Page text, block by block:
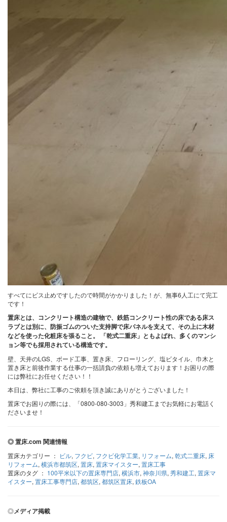
すべてにビス止めですしたので時間がかかりました！が、無事6人工にて完工
です！
置床とは、コンクリート構造の建物で、鉄筋コンクリート性の床である床ス
ラブとは別に、防振ゴムのついた支持脚で床パネルを支えて、その上に木材
などを使った化粧床を張ること。 「乾式二重床」ともよばれ、多くのマンシ
ョン等でも採用されている構造です。
壁、天井のLGS、ボード工事、置き床、フローリング、塩ビタイル、巾木と
置き床と前後作業する仕事の一括請負の依頼も増えております！お困りの際
には弊社にお任せください！！
本日は、弊社に工事のご依頼を頂き誠にありがとうございました！
置床でお困りの際には、「0800-080-3003」秀和建工までお気軽にお電話く
ださいませ！
◎ 置床.com 関連情報
置床カテゴリー ： ビル, フクビ, フクビ化学工業, リフォーム, 乾式二重床, 床
リフォーム, 横浜市都筑区, 置床, 置床マイスター, 置床工事
置床のタグ ： 100平米以下の置床専門店, 横浜市, 神奈川県, 秀和建工, 置床マ
イスター, 置床工事専門店, 都筑区, 都筑区置床, 鉄板OA
◎メディア掲載